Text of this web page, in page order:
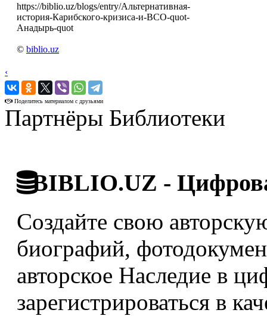
https://biblio.uz/blogs/entry/Альтернативная-
история-Карибского-кризиса-и-ВСО-quot-
Анадырь-quot
© biblio.uz
‹
›
Поделитесь материалом с друзьями
Партнёры Библиотеки
BIBLIO.UZ -
Создайте свою
биографий,
авторское Наследие в
зарегистрироваться в